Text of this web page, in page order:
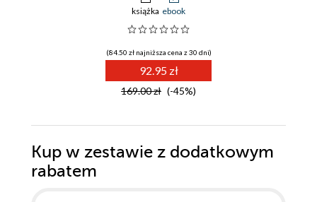
książka ebook
(84.50 zł najniższa cena z 30 dni)
92.95 zł
169.00 zł (-45%)
Kup w zestawie z dodatkowym
rabatem